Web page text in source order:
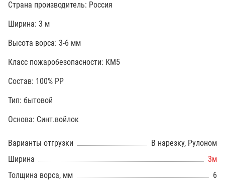
Страна производитель: Россия
Ширина: 3 м
Высота ворса: 3-6 мм
Класс пожаробезопасности: КМ5
Состав: 100% РР
Тип: бытовой
Основа: Синт.войлок
Варианты отгрузки
В нарезку, Рулоном
Ширина
3м
Толщина ворса, мм
6